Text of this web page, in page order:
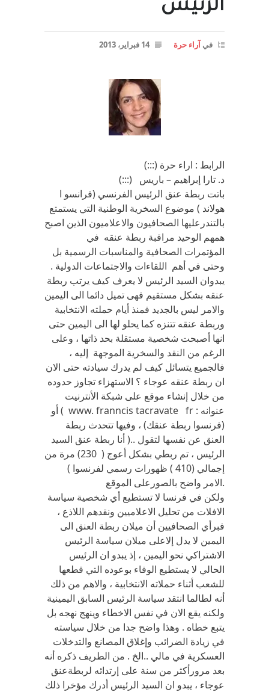
الرئيس
فيآراء حرة 14 فبراير، 2013
الرابط : اراء حرة (:::)
د. تارا إبراهيم – باريس (:::)
باتت ربطة عنق الرئيس الفرنسي (فرانسو ا
هولاند ) موضوع السخرية الوطنية التي يستمتع
بالتندرعليها الصحافيون والاعلاميون الذين اصبح
همهم الوحيد مراقبة ربطة عنقه في
المؤتمرات الصحافية والمناسبات الرسمية بل
وحتى في أهم اللقاءات والاجتماعات الدولية .
يبدوان السيد الرئيس لا يعرف كيف يرتب ربطة
عنقه بشكل مستقيم فهى تميل دائما الى اليمين
والامر ليس بالجديد فمنذ أيام حملته الانتخابية
وربطة عنقه تتنزه كما يحلو لها الى اليمين حتى
انها أصبحت شخصية مستقلة بحد ذاتها ، وعلى
الرغم من النقد والسخرية الموجهة إليه ،
فالجميع يتسائل كيف لم يدرك سيادته حتى الان
ان ربطة عنقه عوجاء ؟ الاستهزاء تجاوز حدوده
من خلال إنشاء موقع على شبكة الأنترنيت
عنوانه : www. franncis tacravate fr ) أو
(فرنسوا ربطة عنقك) ، وفيها تتحدث ربطة
العنق عن نفسها لتقول ..( أنا ربطة عنق السيد
الرئيس ، تم ربطي بشكل أعوج ( 230) مرة من
إجمالي (410 ) ظهورات رسمي لفرنسوا )
.الامر واضح بالصورعلى الموقع
ولكن في فرنسا لا تستطيع أي شخصية سياسة
الافلات من تحليل الاعلاميين ونقدهم اللاذع ،
فبرأي الصحافيين أن ميلان ربطة العنق الى
اليمين لا يدل إلاعلى ميلان سياسة الرئيس
الاشتراكي نحو اليمين ، إذ يبدو ان الرئيس
الحالي لا يستطيع الوفاء بوعوده التي قطعها
للشعب أثناء حملاته الانتخابية ، والاهم من ذلك
أنه لطالما انتقد سياسة الرئيس السابق اليمينية
ولكنه يقع الان في نفس الاخطاء وينهج نهجه بل
يتبع خطاه . وهذا واضح جدا من خلال سياسته
في زيادة الضرائب وإغلاق المصانع والتدخلات
العسكرية في مالي ..الخ . من الطريف ذكره أنه
بعد مرورأكثر من سنة على إرتدائه لربطةعنق
عوجاء ، يبدو ان السيد الرئيس أدرك مؤخرا ذلك